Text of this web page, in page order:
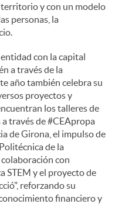
y con un modelo
personas, la
con la capital
a través de la
año también celebra su
proyectos y
los talleres de
través de #CEApropa
de Girona, el impulso de
de la
con
STEM y el proyecto de
reforzando su
financiero y